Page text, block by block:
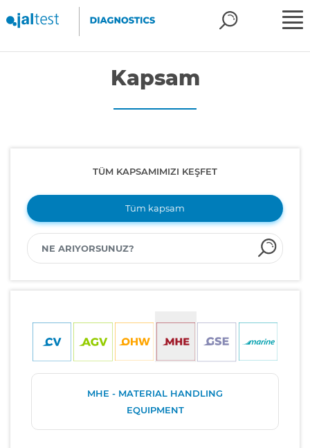
Kapsam
TÜM KAPSAMIMIZI KEŞFET
Tüm kapsam
MHE - MATERIAL HANDLING
EQUIPMENT